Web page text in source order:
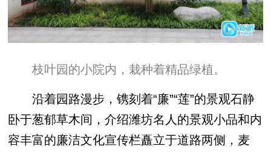
枝叶园的小院内，栽种着精品绿植。
沿着园路漫步，镌刻着“廉”“莲”的景观石静
卧于葱郁草木间，介绍潍坊名人的景观小品和内
容丰富的廉洁文化宣传栏矗立于道路两侧，麦